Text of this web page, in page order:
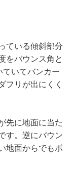
ている傾斜部分
をバウンス角と
ていてバンカー
フリが出にくく
先に地面に当た
す。逆にバウン
地面からでもボ